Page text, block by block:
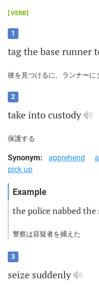
VERB
1
tagthe base runner
彼を見つけるに、ランナーに
2
take intocustody
保護する
Synonym: apprehend
pick up
thepolicenabbedthe
警察は容疑者を捕えた
3
seize suddenly